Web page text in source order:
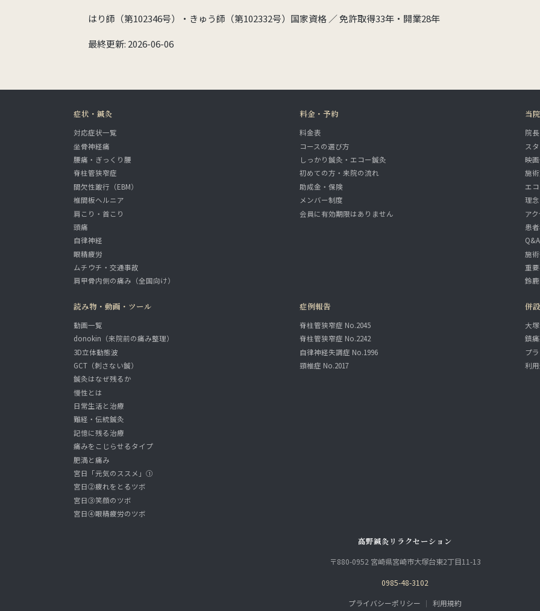
はり師（第102346号）・きゅう師（第102332号）国家資格 ／ 免許取得33年・開業28年
最終更新: 2026-06-06
症状・鍼灸
対応症状一覧
坐骨神経痛
腰痛・ぎっくり腰
脊柱管狭窄症
間欠性跛行（EBM）
椎間板ヘルニア
肩こり・首こり
頭痛
自律神経
眼精疲労
ムチウチ・交通事故
肩甲骨内側の痛み（全国向け）
料金・予約
料金表
コースの選び方
しっかり鍼灸・エコー鍼灸
初めての方・来院の流れ
助成金・保険
メンバー制度
会員に有効期限はありません
当
院
ス
映
施
エ
理念
ア
患
施
重
鈴
読み物・動画・ツール
動画一覧
donokin（来院前の痛み整理）
3D立体動態波
GCT（刺さない鍼）
鍼灸はなぜ残るか
慢性とは
日常生活と治療
難経・伝統鍼灸
記憶に残る治療
痛みをこじらせるタイプ
肥満と痛み
宮日「元気のススメ」①
宮日②疲れをとるツボ
宮日③笑顔のツボ
宮日④眼精疲労のツボ
症例報告
脊柱管狭窄症 No.2045
脊柱管狭窄症 No.2242
自律神経失調症 No.1996
頸椎症 No.2017
併
大
鎮
プ
利
高野鍼灸リラクセーション
〒880-0952 宮崎県宮崎市大塚台東2丁目11-13
0985-48-3102
プライバシーポリシー ｜ 利用規約